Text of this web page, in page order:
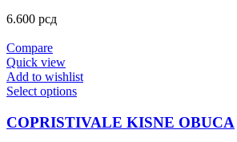
6.600 рсд
Compare
Quick view
Add to wishlist
Select options
COPRISTIVALE KISNE OBUCA